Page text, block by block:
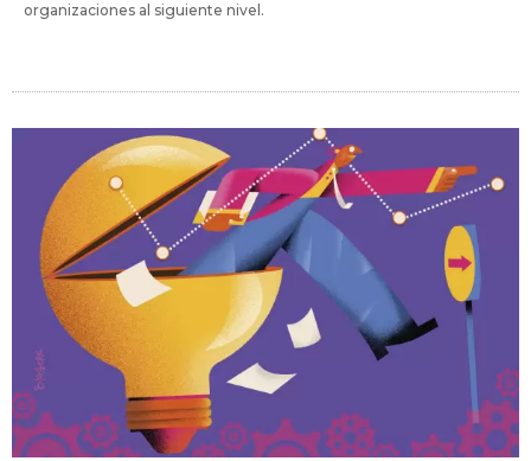
organizaciones al siguiente nivel.